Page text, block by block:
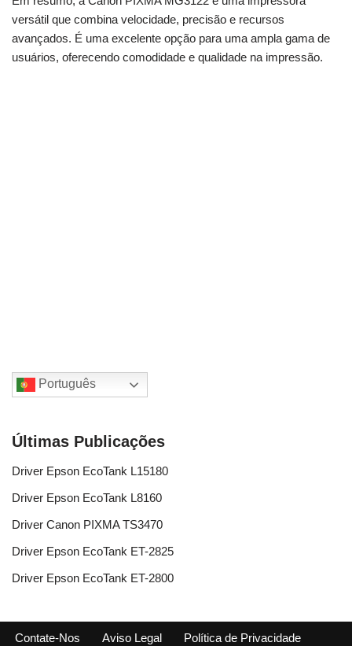
versátil que combina velocidade, precisão e recursos
avançados. É uma excelente opção para uma ampla gama de
usuários, oferecendo comodidade e qualidade na impressão.
Português
Últimas Publicações
Driver Epson EcoTank L15180
Driver Epson EcoTank L8160
Driver Canon PIXMA TS3470
Driver Epson EcoTank ET-2825
Driver Epson EcoTank ET-2800
Contate-Nos Aviso Legal Política de Privacidade